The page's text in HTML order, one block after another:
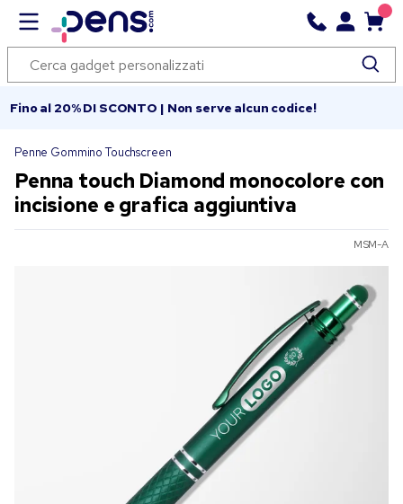
Fino al 20% DI SCONTO | Non serve alcun codice!
Penne Gommino Touchscreen
Penna touch Diamond monocolore con
incisione e grafica aggiuntiva
MSM-A